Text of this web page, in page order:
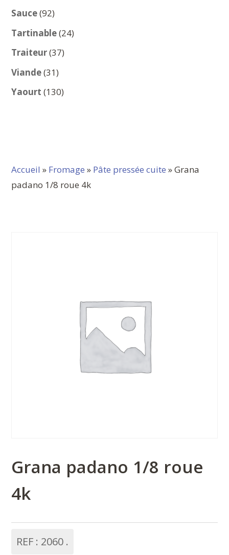
Sauce 9292
produits
Tartinable 2424
Traiteur 3737
Viande 3131
produits
Yaourt 130130
Accueil » Fromage » Pâte pressée cuite » Grana
padano 1/8 roue 4k
Grana padano 1/8 roue
4k
REF : 2060